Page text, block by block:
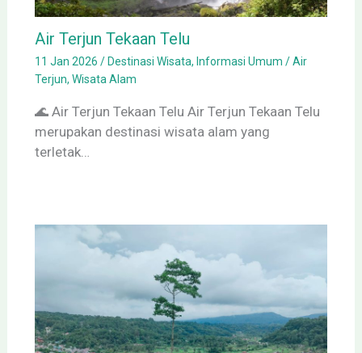
Air Terjun Tekaan Telu
11 Jan 2026/ Destinasi Wisata, Informasi Umum /Air
Terjun,Wisata Alam
🌊 Air Terjun Tekaan Telu Air Terjun Tekaan Telu
merupakan destinasi wisata alam yang
terletak…